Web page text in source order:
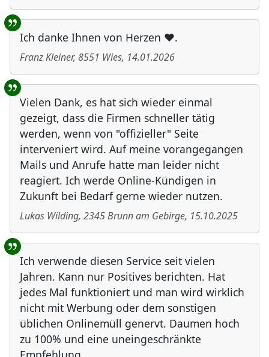
Ich danke Ihnen von Herzen ❤️.
Franz Kleiner, 8551 Wies, 14.01.2026
Vielen Dank, es hat sich wieder einmal
gezeigt, dass die Firmen schneller tätig
werden, wenn von "offizieller" Seite
interveniert wird. Auf meine vorangegangen
Mails und Anrufe hatte man leider nicht
reagiert. Ich werde Online-Kündigen in
Zukunft bei Bedarf gerne wieder nutzen.
Lukas Wilding, 2345Brunn am Gebirge, 15.10.2025
Ich verwende diesen Service seit vielen
Jahren. Kann nur Positives berichten. Hat
jedes Mal funktioniert und man wird wirklich
nicht mit Werbung oder dem sonstigen
üblichen Onlinemüll genervt. Daumen hoch
zu 100% und eine uneingeschränkte